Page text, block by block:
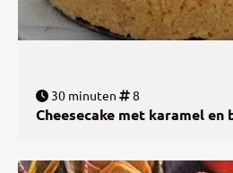
30 minuten 8
Cheesecake met karamel en